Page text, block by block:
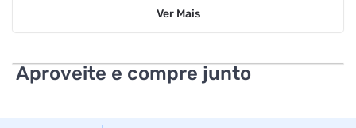
Ver Mais
Aproveite e compre junto